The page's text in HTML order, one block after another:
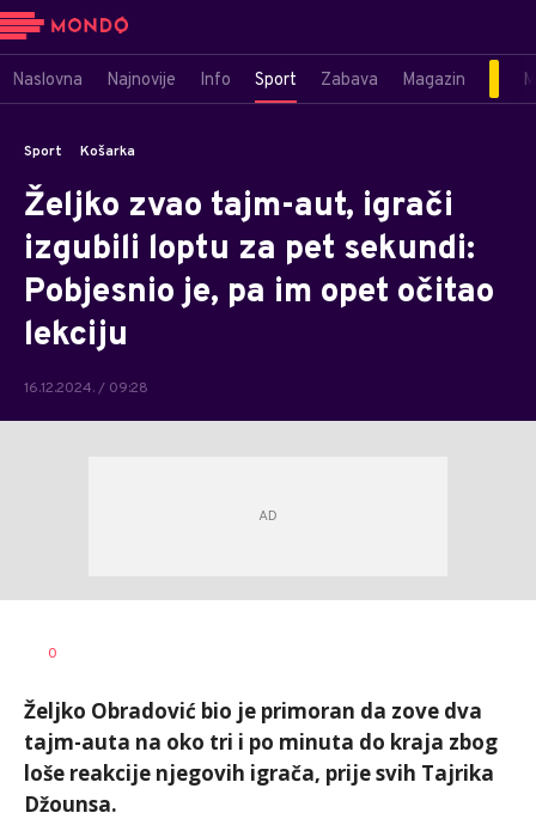
Naslovna Najnovije Info Sport Zabava Magazin
Sport Košarka
Željko zvao tajm-aut, igrači
izgubili loptu za pet sekundi:
Pobjesnio je, pa im opet očitao
lekciju
16.12.2024. / 09:28
0
Željko Obradović bio je primoran da zove dva
tajm-auta na oko tri i po minuta do kraja zbog
loše reakcije njegovih igrača, prije svih Tajrika
Džounsa.